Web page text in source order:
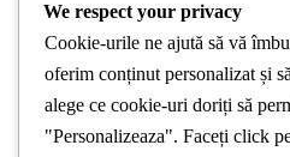
PREVIOUS POST
We respect your privacy
Cookie-urile ne ajută să vă
oferim conținut personalizat și
alege ce cookie-uri doriți să
"Personalizeaza". Faceți click